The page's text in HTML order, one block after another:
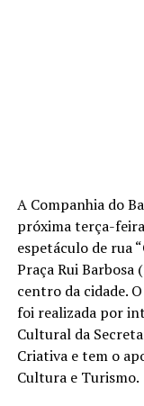
A Companhia do
próxima terça-
espetáculo de rua
Praça Rui Barbosa
centro da cidade.
foi realizada por
Cultural da
Criativa e tem o
Cultura e Turismo.